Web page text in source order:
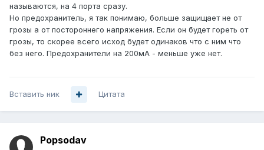
называются, на 4 порта сразу.
Но предохранитель, я так понимаю, больше защищает не от
грозы а от постороннего напряжения. Если он будет гореть от
грозы, то скорее всего исход будет одинаков что с ним что
без него. Предохранители на 200мА - меньше уже нет.
Вставить ник Цитата
Popsodav